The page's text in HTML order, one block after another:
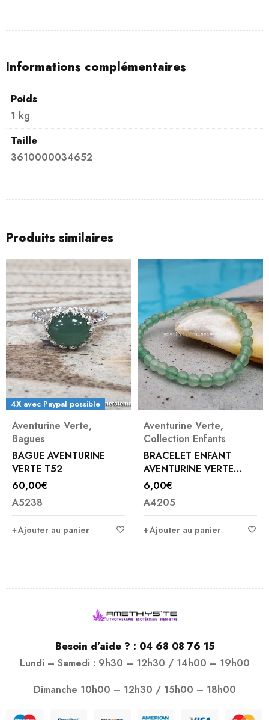
Informations complémentaires
Poids
1 kg
Taille
3610000034652
Produits similaires
4X avec Paypal possible
Aventurine Verte,
Bagues
BAGUE AVENTURINE
VERTE T52
60,00€
A5238
Ajouter au panier
Aventurine Verte,
Collection Enfants
BRACELET ENFANT
AVENTURINE VERTE
4MM
6,00€
A4205
Ajouter au panier
Besoin d’aide ? : 04 68 08 76 15
Lundi – Samedi : 9h30 – 12h30 / 14h00 – 19h00
Dimanche 10h00 – 12h30 / 15h00 – 18h00